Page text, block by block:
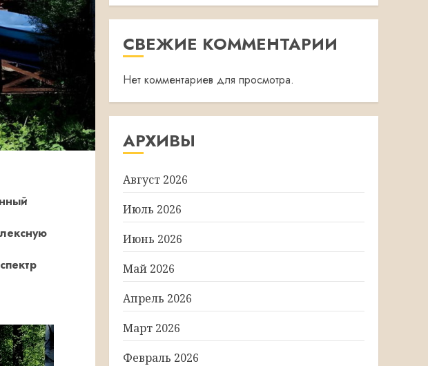
СВЕЖИЕ КОММЕНТАРИИ
Нет комментариев для просмотра.
АРХИВЫ
Август 2026
Июль 2026
Июнь 2026
Май 2026
Апрель 2026
Март 2026
Февраль 2026